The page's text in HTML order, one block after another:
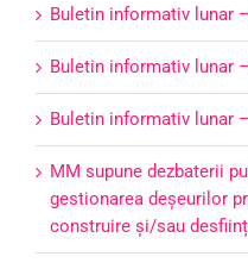
Buletin informativ lunar
Buletin informativ lunar
Buletin informativ lunar
MM supune dezbaterii
gestionarea deşeurilor
construire şi/sau